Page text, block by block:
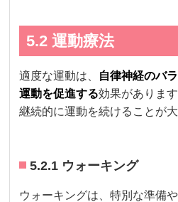
5.2 運動療法
適度な運動は、
自律神経のバ
運動を促進する効果がありま
継続的に運動を続けることが大
5.2.1 ウォーキング
ウォーキングは、特別な準備